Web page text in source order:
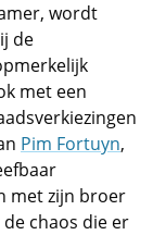
wordt
de
met een
Pim Fortuyn,
met zijn broer
chaos die er